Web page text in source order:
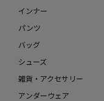
インナー
パンツ
バッグ
シューズ
雑貨・アクセサリー
アンダーウェア